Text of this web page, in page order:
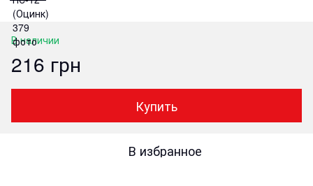
В наличии
216 грн
Купить
В избранное